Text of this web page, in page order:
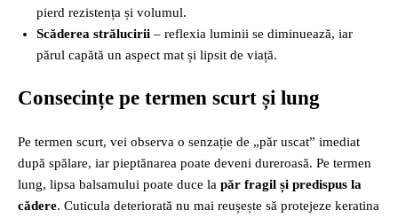
pierd rezistența și volumul.
Scăderea strălucirii – reflexia luminii se diminuează, iar
părul capătă un aspect mat și lipsit de viață.
Consecințe pe termen scurt și lung
Pe termen scurt, vei observa o senzație de „păr uscat” imediat
după spălare, iar pieptănarea poate deveni dureroasă. Pe termen
lung, lipsa balsamului poate duce la păr fragil și predispus la
cădere. Cuticula deteriorată nu mai reușește să protejeze keratina